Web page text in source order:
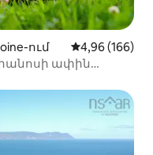
ում Միջին
4,96 (166)
ափին